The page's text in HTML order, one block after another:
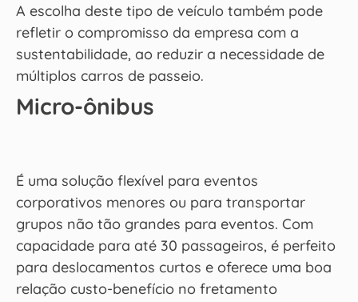
A escolha deste tipo de veículo também pode
refletir o compromisso da empresa com a
sustentabilidade, ao reduzir a necessidade de
múltiplos carros de passeio.
Micro-ônibus
É uma solução flexível para eventos
corporativos menores ou para transportar
grupos não tão grandes para eventos. Com
capacidade para até 30 passageiros, é perfeito
para deslocamentos curtos e oferece uma boa
relação custo-benefício no fretamento